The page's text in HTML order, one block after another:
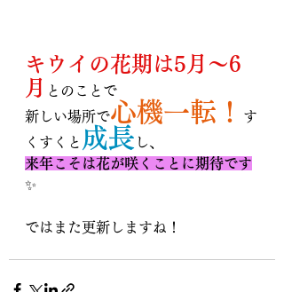
キウイの花期は5月～6
月 とのことで
新しい場所で心機一転！
す
くすくと 成長 し、
来年こそは花が咲くことに期待です
✨
ではまた更新しますね！